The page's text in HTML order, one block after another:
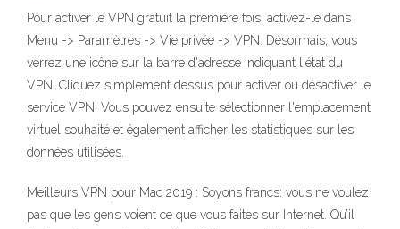
Pour activer le VPN gratuit la première fois, activez-le dans
Menu -> Paramètres -> Vie privée -> VPN. Désormais, vous
verrez une icône sur la barre d'adresse indiquant l'état du
VPN. Cliquez simplement dessus pour activer ou désactiver le
service VPN. Vous pouvez ensuite sélectionner l'emplacement
virtuel souhaité et également afficher les statistiques sur les
données utilisées.
Meilleurs VPN pour Mac 2019 : Soyons francs: vous ne voulez
pas que les gens voient ce que vous faites sur Internet. Qu’il